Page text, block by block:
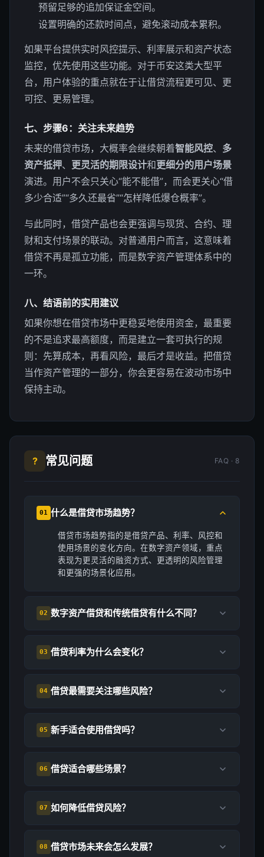
预留足够的追加保证金空间。
设置明确的还款时间点，避免滚动成本累积。
如果平台提供实时风控提示、利率展示和资产状态
监控，优先使用这些功能。对于币安这类大型平
台，用户体验的重点就在于让借贷流程更可见、更
可控、更易管理。
七、步骤6：关注未来趋势
未来的借贷市场，大概率会继续朝着智能风控、 多
资产抵押、 更灵活的期限设计和更细分的用户场景
演进。用户不会只关心“能不能借”，而会更关心“借
多少合适”“多久还最省”“怎样降低爆仓概率”。
与此同时，借贷产品也会更强调与现货、合约、理
财和支付场景的联动。对普通用户而言，这意味着
借贷不再是孤立功能，而是数字资产管理体系中的
一环。
八、结语前的实用建议
如果你想在借贷市场中更稳妥地使用资金，最重要
的不是追求最高额度，而是建立一套可执行的规
则：先算成本，再看风险，最后才是收益。把借贷
当作资产管理的一部分，你会更容易在波动市场中
保持主动。
? 常见问题 FAQ · 8
01 什么是借贷市场趋势？
借贷市场趋势指的是借贷产品、利率、风控和
使用场景的变化方向。在数字资产领域，重点
表现为更灵活的融资方式、更透明的风险管理
和更强的场景化应用。
02 数字资产借贷和传统借贷有什么不同？
03 借贷利率为什么会变化？
04 借贷最需要关注哪些风险？
05 新手适合使用借贷吗？
06 借贷适合哪些场景？
07 如何降低借贷风险？
08 借贷市场未来会怎么发展？